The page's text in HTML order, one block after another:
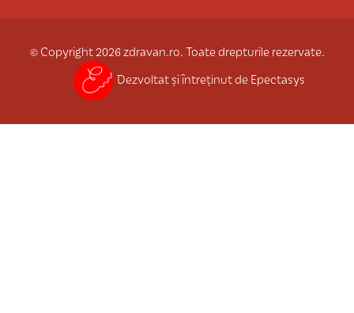
© Copyright 2026 zdravan.ro. Toate drepturile rezervate.
Dezvoltat și întreținut de Epectasys